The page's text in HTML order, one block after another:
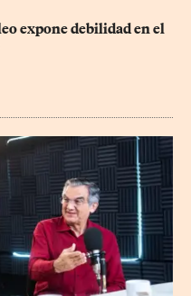
expone debilidad en el